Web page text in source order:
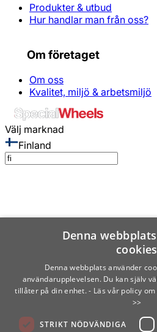
Produkter & utbud
Hur handlar man från oss?
Om företaget
Om oss
Kvalitet, miljö & arbetsmiljö
Välj marknad
Finland
Denna
cookies
Denna webbplats använder
användarupplevelsen. Du kan själv
tillåter på din enhet. - Läs vår policy
>>
STRIKT NÖDVÄNDIGA